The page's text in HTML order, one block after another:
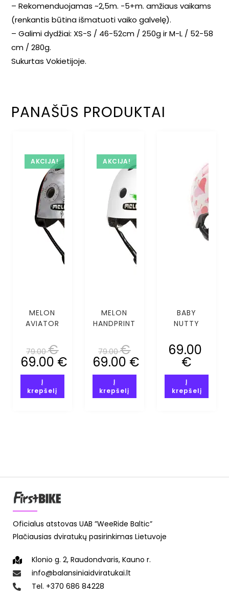
– Rekomenduojamas ~2,5m. -5+m. amžiaus vaikams
(renkantis būtina išmatuoti vaiko galvelę).
– Galimi dydžiai: XS-S / 46-52cm / 250g ir M-L / 52-58
cm / 280g.
Sukurtas Vokietijoje.
PANAŠŪS PRODUKTAI
AKCIJA!
MELON
AVIATOR
(XS-S)
79.00€
69.00 €
Į
krepšelį
AKCIJA!
MELON
HANDPRINT
(XS-S)
79.00€
69.00 €
Į
krepšelį
BABY
NUTTY
MIPS (XXS-
XS)
69.00
€
Į
krepšelį
Oficialus atstovas UAB ”WeeRide Baltic”
Plačiausias dviratukų pasirinkimas Lietuvoje
Klonio g. 2, Raudondvaris, Kauno r.
info@balansiniaidviratukai.lt
Tel. +370 686 84228